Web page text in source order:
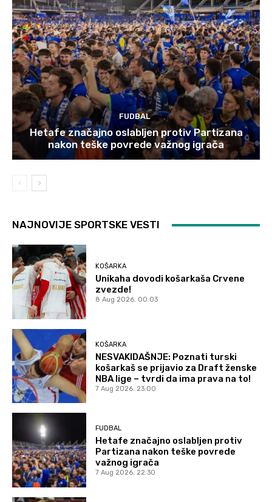
FUDBAL
Hetafe značajno oslabljen protiv Partizana
nakon teške povrede važnog igrača
NAJNOVIJE SPORTSKE VESTI
KOŠARKA
Unikaha dovodi košarkaša Crvene
zvezde!
8 Aug 2026. 00:03
KOŠARKA
NESVAKIDAŠNJE: Poznati turski
košarkaš se prijavio za Draft ženske
NBA lige – tvrdi da ima prava na to!
7 Aug 2026. 23:00
FUDBAL
Hetafe značajno oslabljen protiv
Partizana nakon teške povrede
važnog igrača
7 Aug 2026. 22:30